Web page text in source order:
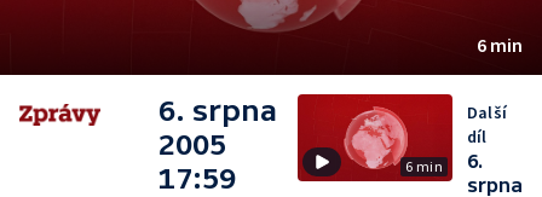
6 min
6. srpna
2005
17:59
6 min
Další
díl
6.
srpna